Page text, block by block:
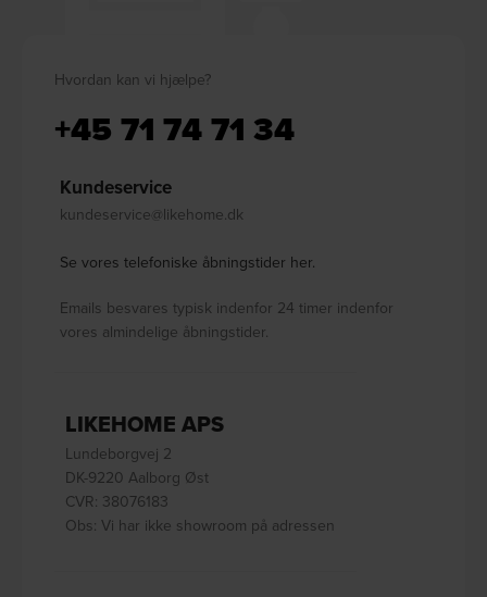
Hvordan kan vi hjælpe?
+45 71 74 71 34
Kundeservice
kundeservice@likehome.dk
Se vores telefoniske åbningstider her.
Emails besvares typisk indenfor 24 timer indenfor
vores almindelige åbningstider.
LIKEHOME APS
Lundeborgvej 2
DK-9220 Aalborg Øst
CVR: 38076183
Obs: Vi har ikke showroom på adressen